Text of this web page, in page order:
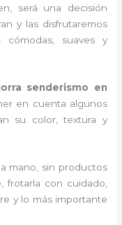
será una decisión
y las disfrutaremos
suaves y
senderismo en
en cuenta algunos
su color, textura y
mano, sin productos
frotarla con cuidado,
y lo más importante